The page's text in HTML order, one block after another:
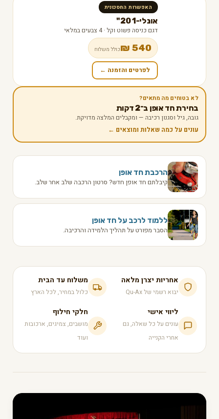
האפשרות החסכונית
אונלי-1 20"
דגם כניסה פשוט וקל · 4 צבעים במלאי
540 ₪ כולל משלוח
לפרטים והזמנה ←
לא בטוחים מה מתאים?
בחירת חד אופן ב־2 דקות
גובה, גיל וסגנון רכיבה — ומקבלים המלצה מדויקת.
עונים על כמה שאלות ומוצאים ←
הרכבת חד אופן
קיבלתם חד אופן חדש? סרטון הרכבה שלב אחר שלב.
ללמוד לרכב על חד אופן
הסבר מפורט על תהליך הלמידה והרכיבה.
אחריות יצרן מלאה
יבוא רשמי של Qu-Ax
משלוח עד הבית
כלול במחיר, לכל הארץ
ליווי אישי
עונים על כל שאלה, גם
אחרי הקנייה
חלקי חילוף
מושבים, צמיגים, ארכובות
ועוד